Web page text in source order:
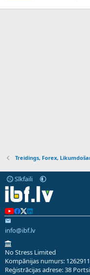
Treidings, Forex,
Sīkfaili
info@ibf.lv
No Stress Limited
Kompānijas numurs:
Reģistrācijas adrese: 38